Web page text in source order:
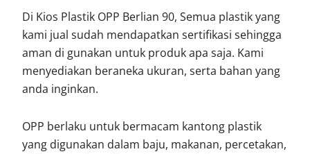
Di Kios Plastik OPP Berlian 90, Semua plastik yang
kami jual sudah mendapatkan sertifikasi sehingga
aman di gunakan untuk produk apa saja. Kami
menyediakan beraneka ukuran, serta bahan yang
anda inginkan.
OPP berlaku untuk bermacam kantong plastik
yang digunakan dalam baju, makanan, percetakan,